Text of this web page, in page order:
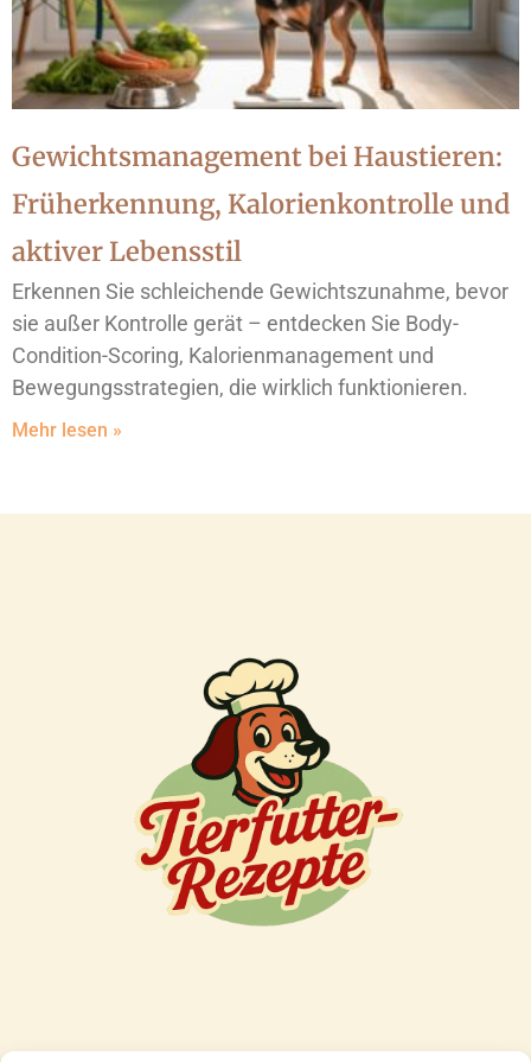
Gewichtsmanagement bei Haustieren:
Früherkennung, Kalorienkontrolle und
aktiver Lebensstil
Erkennen Sie schleichende Gewichtszunahme, bevor
sie außer Kontrolle gerät – entdecken Sie Body-
Condition-Scoring, Kalorienmanagement und
Bewegungsstrategien, die wirklich funktionieren.
Mehr lesen »